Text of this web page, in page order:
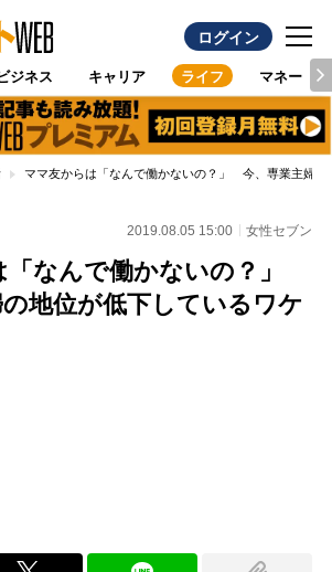
ログイン
ジネス キャリア ライフ マネー
ママ友からは「なんで働かないの？」 今、専業主婦の
2019.08.05 15:00 女性セブン
「なんで働かないの？」
地位が低下しているワケ